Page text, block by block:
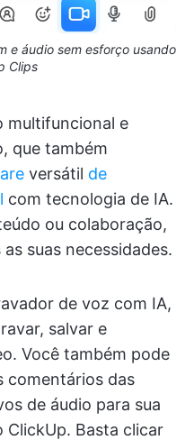
e áudio sem esforço usando
Clips
multifuncional e
que também
versátil de
com tecnologia de IA.
ou colaboração,
suas necessidades.
de voz com IA,
salvar e
Você também pode
comentários das
de áudio para sua
Basta clicar